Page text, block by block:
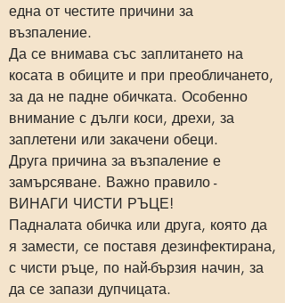
една от честите причини за
възпаление.
Да се внимава със заплитането на
косата в обиците и при преобличането,
за да не падне обичката. Особенно
внимание с дълги коси, дрехи, за
заплетени или закачени обеци.
Друга причина за възпаление е
замърсяване. Важно правило -
ВИНАГИ ЧИСТИ РЪЦЕ!
Падналата обичка или друга, която да
я замести, се поставя дезинфектирана,
с чисти ръце, по най-бързия начин, за
да се запази дупчицата.